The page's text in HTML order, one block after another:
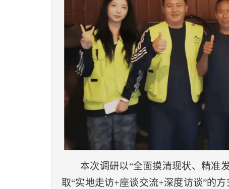
本次调研以“全面摸清现状、精准
取“实地走访+座谈交流+深度访谈”的